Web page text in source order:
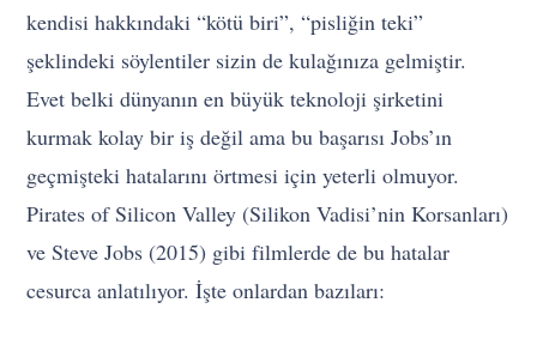
kendisi hakkındaki “kötü biri”, “pisliğin teki”
şeklindeki söylentiler sizin de kulağınıza gelmiştir.
Evet belki dünyanın en büyük teknoloji şirketini
kurmak kolay bir iş değil ama bu başarısı Jobs’ın
geçmişteki hatalarını örtmesi için yeterli olmuyor.
Pirates of Silicon Valley (Silikon Vadisi’nin Korsanları)
ve Steve Jobs (2015) gibi filmlerde de bu hatalar
cesurca anlatılıyor. İşte onlardan bazıları: